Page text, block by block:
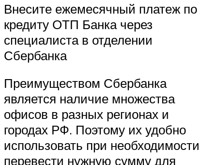
Внесите ежемесячный платеж по
кредиту ОТП Банка через
специалиста в отделении
Сбербанка
Преимуществом Сбербанка
является наличие множества
офисов в разных регионах и
городах РФ. Поэтому их удобно
использовать при необходимости
перевести нужную сумму для